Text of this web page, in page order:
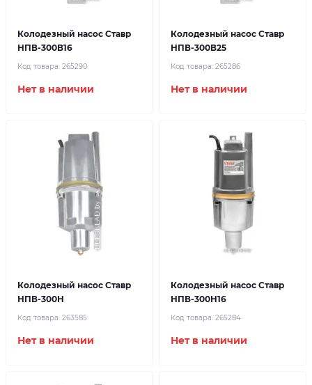
Колодезный насос Ставр
НПВ-300В16
Код товара: 265290
Нет в наличии
Колодезный насос Ставр
НПВ-300В25
Код товара: 265286
Нет в наличии
Колодезный насос Ставр
НПВ-300Н
Код товара: 263585
Нет в наличии
Колодезный насос Ставр
НПВ-300Н16
Код товара: 265284
Нет в наличии